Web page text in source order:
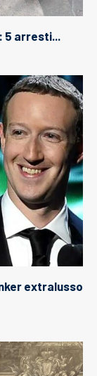
5 arresti...
extralusso